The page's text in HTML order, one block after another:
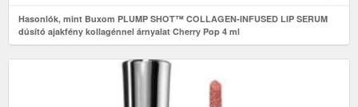
Hasonlók, mint Buxom PLUMP SHOT™ COLLAGEN-INFUSED LIP SERUM
dúsító ajakfény kollagénnel árnyalat Cherry Pop 4 ml